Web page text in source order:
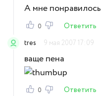
А мне понравилось
0
Ответить
tres
9 мая 2007 17:09
ваще пена
0
Ответить